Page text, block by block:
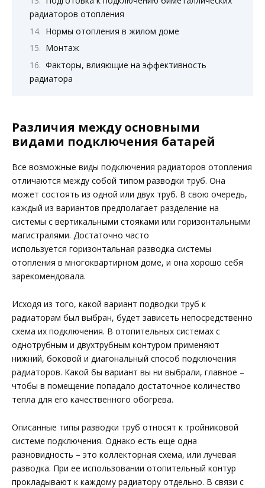
радиаторов отопления
Нормы отопления в жилом доме
Монтаж
Факторы, влияющие на эффективность
радиатора
Различия между основными
видами подключения батарей
Все возможные виды подключения радиаторов отопления
отличаются между собой типом разводки труб. Она
может состоять из одной или двух труб. В свою очередь,
каждый из вариантов предполагает разделение на
системы с вертикальными стояками или горизонтальными
магистралями. Достаточно часто
используется горизонтальная разводка системы
отопления в многоквартирном доме, и она хорошо себя
зарекомендовала.
Исходя из того, какой вариант подводки труб к
радиаторам был выбран, будет зависеть непосредственно
схема их подключения. В отопительных системах с
однотрубным и двухтрубным контуром применяют
нижний, боковой и диагональный способ подключения
радиаторов. Какой бы вариант вы ни выбрали, главное –
чтобы в помещение попадало достаточное количество
тепла для его качественного обогрева.
Описанные типы разводки труб относят к тройниковой
системе подключения. Однако есть еще одна
разновидность – это коллекторная схема, или лучевая
разводка. При ее использовании отопительный контур
прокладывают к каждому радиатору отдельно. В связи с